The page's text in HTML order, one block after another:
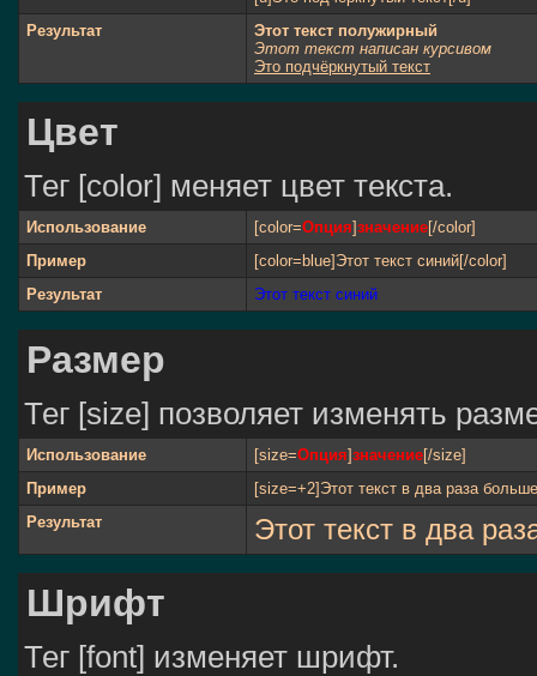
Результат
Этот текст полужирный
Этот текст написан курсивом
Это подчёркнутый текст
Цвет
Тег [color] меняет цвет текста.
Использование [color=Опция]значение[/color]
Пример
[color=blue]Этот текст синий[/color]
Результат
Этот текст синий
Размер
Тег [size] позволяет изменять
Использование [size=Опция]значение[/size]
Пример
[size=+2]Этот текст в два раза
Результат
Этот текст в два
Шрифт
Тег [font] изменяет шрифт.